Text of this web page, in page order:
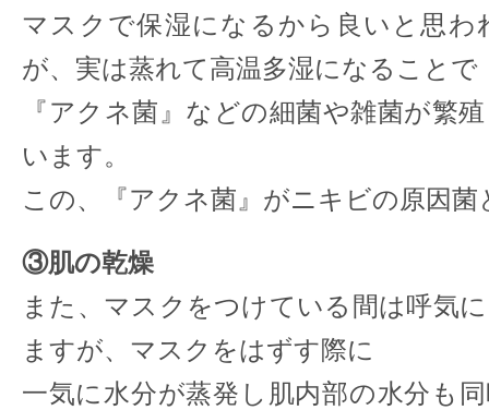
マスクで保湿になるから良いと思わ
が、実は蒸れて高温多湿になることで
『アクネ菌』などの細菌や雑菌が繁
います。
この、『アクネ菌』がニキビの原因
③肌の乾燥
また、マスクをつけている間は呼気
ますが、マスクをはずす際に
一気に水分が蒸発し肌内部の水分も